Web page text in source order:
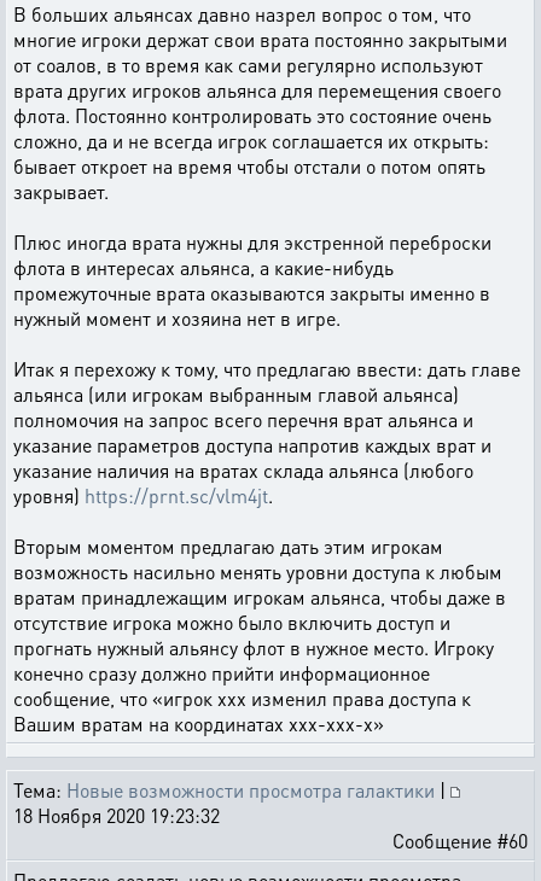
В больших альянсах давно назрел вопрос о том, что
многие игроки держат свои врата постоянно закрытыми
от соалов, в то время как сами регулярно используют
врата других игроков альянса для перемещения своего
флота. Постоянно контролировать это состояние очень
сложно, да и не всегда игрок соглашается их открыть:
бывает откроет на время чтобы отстали о потом опять
закрывает.
Плюс иногда врата нужны для экстренной переброски
флота в интересах альянса, а какие-нибудь
промежуточные врата оказываются закрыты именно в
нужный момент и хозяина нет в игре.
Итак я перехожу к тому, что предлагаю ввести: дать главе
альянса (или игрокам выбранным главой альянса)
полномочия на запрос всего перечня врат альянса и
указание параметров доступа напротив каждых врат и
указание наличия на вратах склада альянса (любого
уровня) https://prnt.sc/vlm4jt.
Вторым моментом предлагаю дать этим игрокам
возможность насильно менять уровни доступа к любым
вратам принадлежащим игрокам альянса, чтобы даже в
отсутствие игрока можно было включить доступ и
прогнать нужный альянсу флот в нужное место. Игроку
конечно сразу должно прийти информационное
сообщение, что «игрок ххх изменил права доступа к
Вашим вратам на координатах ххх-ххх-х»
Тема: Новые возможности просмотра галактики |
18 Ноября 2020 19:23:32
Сообщение #60